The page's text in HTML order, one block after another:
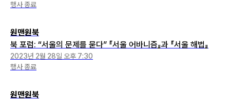
행사 종료
원맨원북
북 포럼: “서울의 문제를 묻다” 『서울 어바니즘』과 『서울 해법』
2023년 2월 28일 오후 7:30
행사 종료
원맨원북